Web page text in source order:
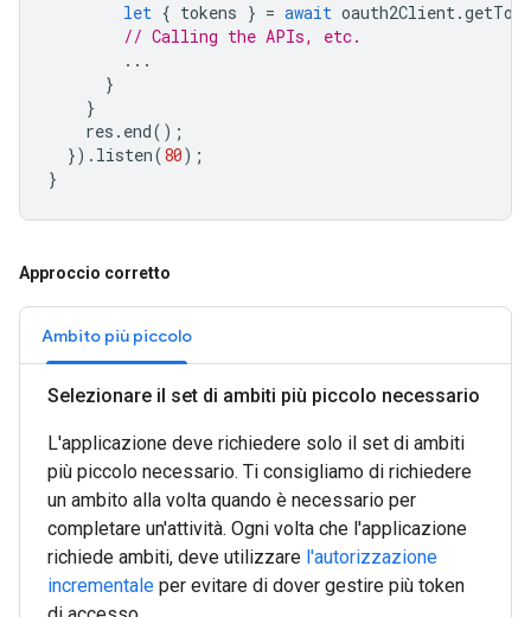
let { tokens } = await oauth2Client.
// Calling the APIs, etc.
...
}
}
res . end();
}). listen(80);
}
Approccio corretto
Ambito più piccolo
Selezionare il set di ambiti più piccolo necessario
L'applicazione deve richiedere solo il set di ambiti
più piccolo necessario. Ti consigliamo di richiedere
un ambito alla volta quando è necessario per
completare un'attività. Ogni volta che l'applicazione
richiede ambiti, deve utilizzare l'autorizzazione
incrementale per evitare di dover gestire più token